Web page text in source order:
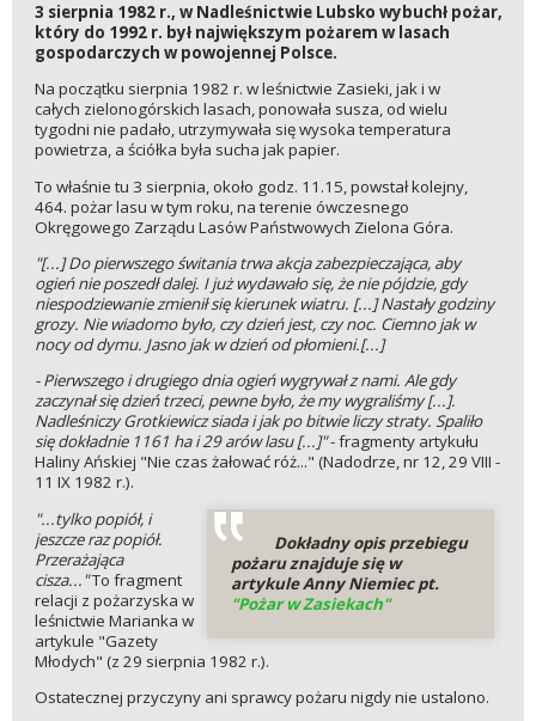
3 sierpnia 1982 r., w Nadleśnictwie Lubsko wybuchł pożar,
który do 1992 r. był największym pożarem w lasach
gospodarczych w powojennej Polsce.
Na początku sierpnia 1982 r. w leśnictwie Zasieki, jak i w
całych zielonogórskich lasach, ponowała susza, od wielu
tygodni nie padało, utrzymywała się wysoka temperatura
powietrza, a ściółka była sucha jak papier.
To właśnie tu 3 sierpnia, około godz. 11.15, powstał kolejny,
464. pożar lasu w tym roku, na terenie ówczesnego
Okręgowego Zarządu Lasów Państwowych Zielona Góra.
"[...] Do pierwszego świtania trwa akcja zabezpieczająca, aby
ogień nie poszedł dalej. I już wydawało się, że nie pójdzie, gdy
niespodziewanie zmienił się kierunek wiatru. [...] Nastały godziny
grozy. Nie wiadomo było, czy dzień jest, czy noc. Ciemno jak w
nocy od dymu. Jasno jak w dzień od płomieni.[...]
- Pierwszego i drugiego dnia ogień wygrywał z nami. Ale gdy
zaczynał się dzień trzeci, pewne było, że my wygraliśmy [...].
Nadleśniczy Grotkiewicz siada i jak po bitwie liczy straty. Spaliło
się dokładnie 1161 ha i 29 arów lasu [...]"- fragmenty artykułu
Haliny Ańskiej "Nie czas żałować róż..." (Nadodrze, nr 12, 29 VIII -
11 IX 1982 r.).
Dokładny opis przebiegu
pożaru znajduje się w
artykule Anny Niemiec pt.
"Pożar w Zasiekach"
"...tylko popiół, i
jeszcze raz popiół.
Przerażająca
cisza..."To fragment
relacji z pożarzyska w
leśnictwie Marianka w
artykule "Gazety
Młodych" (z 29 sierpnia 1982 r.).
Ostatecznej przyczyny ani sprawcy pożaru nigdy nie ustalono.